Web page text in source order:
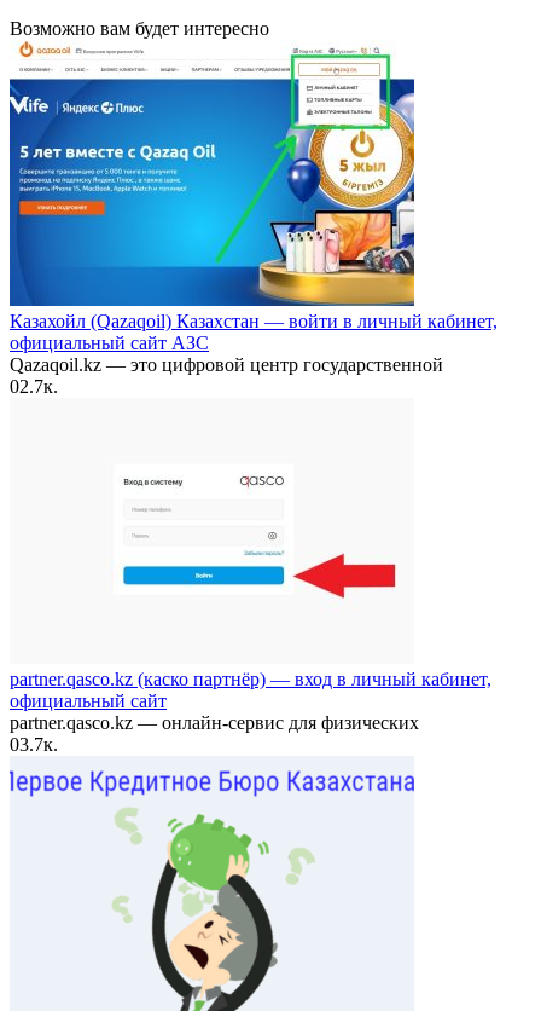
Возможно вам будет интересно
Казахойл (Qazaqoil) Казахстан — войти в личный кабинет,
официальный сайт АЗС
Qazaqoil.kz — это цифровой центр государственной
02.7к.
partner.qasco.kz (каско партнёр) — вход в личный кабинет,
официальный сайт
partner.qasco.kz — онлайн-сервис для физических
03.7к.